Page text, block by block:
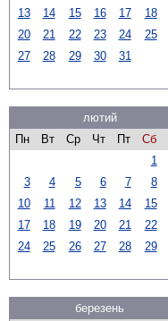
13
14 15 16 17 18
20
21 22 23 24 25
27
28 29 30 31
лютий
Пн
Вт Ср Чт Пт Сб
1
3
4 5 6 7 8
10
11 12 13 14 15
17
18 19 20 21 22
24
25 26 27 28 29
березень